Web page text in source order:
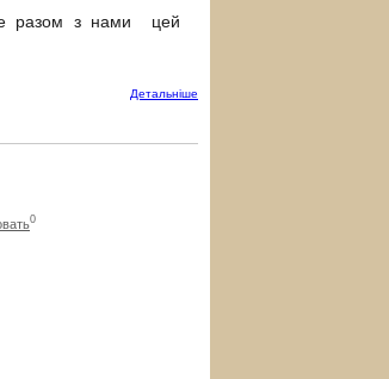
разом з нами цей
Детальнiше
0